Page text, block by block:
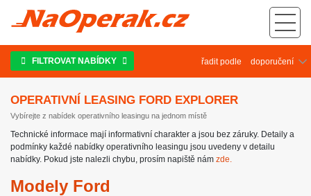
Operativní leasing Ford Explorer
FILTROVAT NABÍDKY řadit podle
OPERATIVNÍ LEASING FORD EXPLORER
Vybírejte z nabídek operativního leasingu na jednom místě
Technické informace mají informativní charakter a jsou bez záruky. Detaily a
podmínky každé nabídky operativního leasingu jsou uvedeny v detailu
nabídky. Pokud jste nalezli chybu, prosím napiště nám zde.
Modely Ford